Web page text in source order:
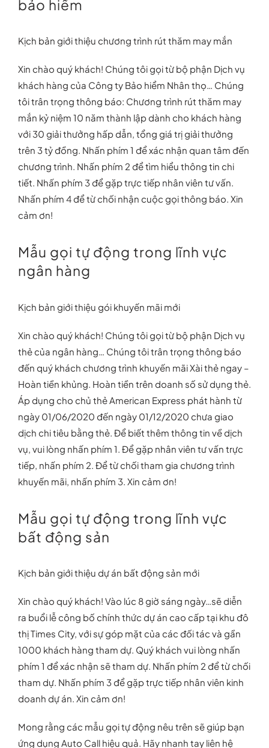
bảo hiểm
Kịch bản giới thiệu chương trình rút thăm may mắn
Xin chào quý khách! Chúng tôi gọi từ bộ phận Dịch vụ
khách hàng của Công ty Bảo hiểm Nhân thọ… Chúng
tôi trân trọng thông báo: Chương trình rút thăm may
mắn kỷ niệm 10 năm thành lập dành cho khách hàng
với 30 giải thưởng hấp dẫn, tổng giá trị giải thưởng
trên 3 tỷ đồng. Nhấn phím 1 để xác nhận quan tâm đến
chương trình. Nhấn phím 2 để tìm hiểu thông tin chi
tiết. Nhấn phím 3 để gặp trực tiếp nhân viên tư vấn.
Nhấn phím 4 để từ chối nhận cuộc gọi thông báo. Xin
cảm ơn!
Mẫu gọi tự động trong lĩnh vực
ngân hàng
Kịch bản giới thiệu gói khuyến mãi mới
Xin chào quý khách! Chúng tôi gọi từ bộ phận Dịch vụ
thẻ của ngân hàng… Chúng tôi trân trọng thông báo
đến quý khách chương trình khuyến mãi Xài thẻ ngay –
Hoàn tiền khủng. Hoàn tiền trên doanh số sử dụng thẻ.
Áp dụng cho chủ thẻ American Express phát hành từ
ngày 01/06/2020 đến ngày 01/12/2020 chưa giao
dịch chi tiêu bằng thẻ. Để biết thêm thông tin về dịch
vụ, vui lòng nhấn phím 1. Để gặp nhân viên tư vấn trực
tiếp, nhấn phím 2. Để từ chối tham gia chương trình
khuyến mãi, nhấn phím 3. Xin cảm ơn!
Mẫu gọi tự động trong lĩnh vực
bất động sản
Kịch bản giới thiệu dự án bất động sản mới
Xin chào quý khách! Vào lúc 8 giờ sáng ngày…sẽ diễn
ra buổi lễ công bố chính thức dự án cao cấp tại khu đô
thị Times City, với sự góp mặt của các đối tác và gần
1000 khách hàng tham dự. Quý khách vui lòng nhấn
phím 1 để xác nhận sẽ tham dự. Nhấn phím 2 để từ chối
tham dự. Nhấn phím 3 để gặp trực tiếp nhân viên kinh
doanh dự án. Xin cảm ơn!
Mong rằng các mẫu gọi tự động nêu trên sẽ giúp bạn
ứng dụng Auto Call hiệu quả. Hãy nhanh tay liên hệ